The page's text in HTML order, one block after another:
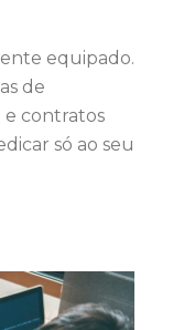
equipado.
de
e contratos
só ao seu